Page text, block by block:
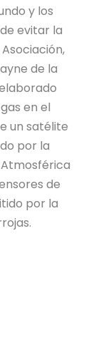
y los
evitar la
de la
en el
un satélite
por la
de
por la